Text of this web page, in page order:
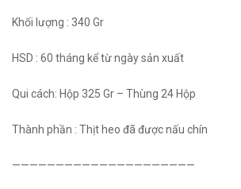
Khối lượng : 340 Gr
HSD : 60 tháng kể từ ngày sản xuất
Qui cách: Hộp 325 Gr – Thùng 24 Hộp
Thành phần : Thịt heo đã được nấu chín
—————————————————————